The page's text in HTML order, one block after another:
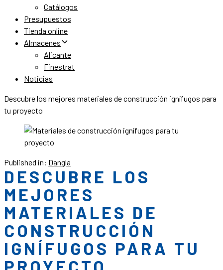
Catálogos
Presupuestos
Tienda online
Almacenes
Alicante
Finestrat
Noticias
Descubre los mejores materiales de construcción ignífugos para
tu proyecto
Published in: Dangla
DESCUBRE LOS
MEJORES
MATERIALES DE
CONSTRUCCIÓN
IGNÍFUGOS PARA TU